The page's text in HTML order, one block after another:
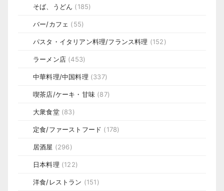
そば、うどん (185)
バー/カフェ (55)
パスタ・イタリアン料理/フランス料理 (152)
ラーメン店 (453)
中華料理/中国料理 (337)
喫茶店/ケーキ・甘味 (87)
大衆食堂(83)
定食/ファーストフード (178)
居酒屋 (296)
日本料理 (122)
洋食/レストラン (151)